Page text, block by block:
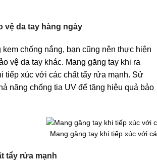
vệ da tay hàng ngày
chống nắng, bạn cũng nên thực hiện
vệ da tay khác. Mang găng tay khi ra
tiếp xúc với các chất tẩy rửa mạnh. Sử
năng chống tia UV để tăng hiệu quả bảo
Mang găng tay khi tiếp xúc với
tẩy rửa mạnh